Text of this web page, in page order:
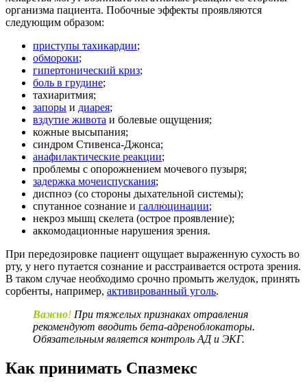
организма пациента. Побочные эффекты проявляются
следующим образом:
приступы тахикардии;
обмороки;
гипертонический криз;
боль в грудине;
тахиаритмия;
запоры и диарея;
вздутие живота и болевые ощущения;
кожные высыпания;
синдром Стивенса-Джонса;
анафилактические реакции;
проблемы с опорожнением мочевого пузыря;
задержка мочеиспускания;
диспноэ (со стороны дыхательной системы);
спутанное сознание и галлюцинации;
некроз мышц скелета (острое проявление);
аккомодационные нарушения зрения.
При передозировке пациент ощущает выраженную сухость во
рту, у него путается сознание и расстраивается острота зрения.
В таком случае необходимо срочно промыть желудок, принять
сорбенты, например, активированный уголь.
Важно! При тяжелых признаках отравления
рекомендуют вводить бета-адреноблокаторы.
Обязательным является контроль АД и ЭКГ.
Как принимать Спазмекс